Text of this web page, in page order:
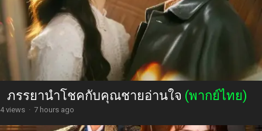
ภรรยานำโชคกับคุณชายอ่านใจ (พากย์ไทย)
4 views · 7 hours ago